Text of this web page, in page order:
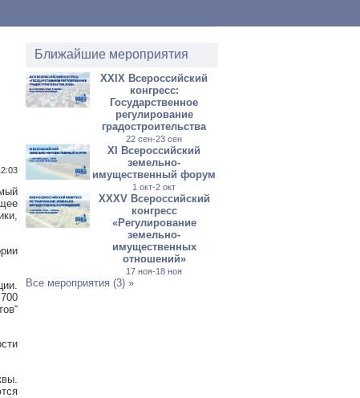
Ближайшие мероприятия
XXIX Всероссийский
конгресс:
Государственное
регулирование
градостроительства
22 сен-23 сен
XI Всероссийский
земельно-
имущественный форум
1 окт-2 окт
XXXV Всероссийский
конгресс
«Регулирование
земельно-
имущественных
отношений»
17 ноя-18 ноя
Все мероприятия (3) »